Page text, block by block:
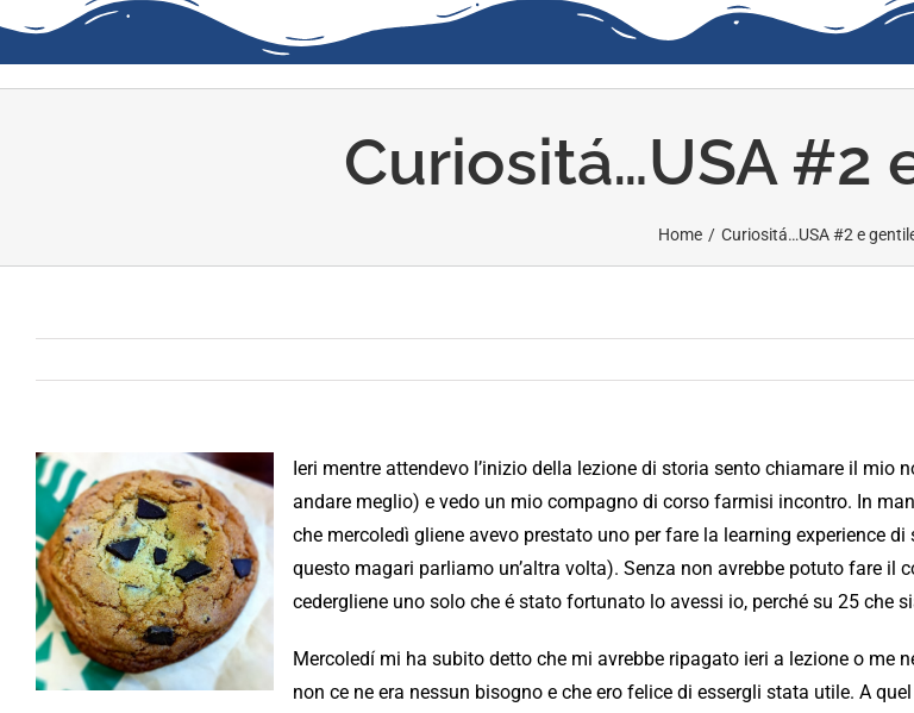
Curiositá…USA #2
Home / Curiositá…USA #2 e
Ieri mentre attendevo l’inizio della lezione di storia sento chiamare il
andare meglio) e vedo un mio compagno di corso farmisi incontro. In
che mercoledì gliene avevo prestato uno per fare la learning experience
questo magari parliamo un’altra volta). Senza non avrebbe potuto fare il
cedergliene uno solo che é stato fortunato lo avessi io, perché su 25 che
Mercoledí mi ha subito detto che mi avrebbe ripagato ieri a lezione o me
non ce ne era nessun bisogno e che ero felice di essergli stata utile. A